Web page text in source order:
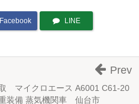
Facebook LINE
マイクロエース A6001 C61-20
装備 蒸気機関車 仙台市
Prev